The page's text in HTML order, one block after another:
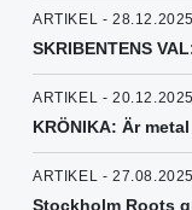
ARTIKEL - 28.12.2025
SKRIBENTENS
ARTIKEL - 20.12.2025
KRÖNIKA: Är
ARTIKEL - 27.08.2025
Stockholm Roots